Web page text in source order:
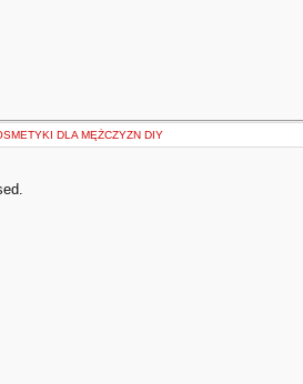
DLA MĘŻCZYZN DIY